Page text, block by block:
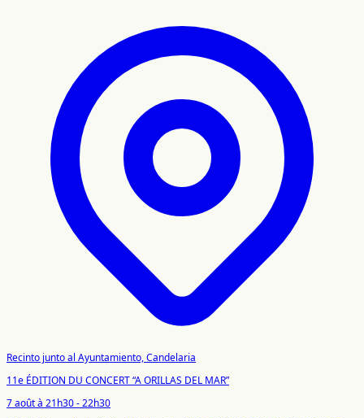
Recinto junto al Ayuntamiento, Candelaria
11e ÉDITION DU CONCERT “A ORILLAS DEL MAR”
7 août à 21h30 - 22h30